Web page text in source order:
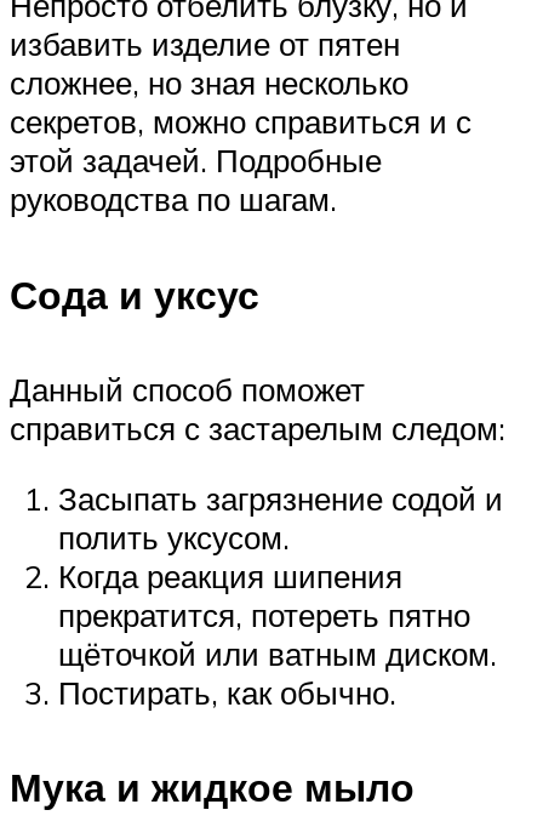
избавить изделие от пятен
сложнее, но зная несколько
секретов, можно справиться и с
этой задачей. Подробные
руководства по шагам.
Сода и уксус
Данный способ поможет
справиться с застарелым следом:
Засыпать загрязнение содой и
полить уксусом.
Когда реакция шипения
прекратится, потереть пятно
щёточкой или ватным диском.
Постирать, как обычно.
Мука и жидкое мыло